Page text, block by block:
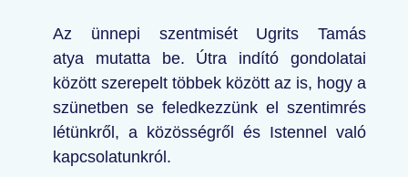
Az ünnepi szentmisét Ugrits Tamás
atya mutatta be. Útra indító gondolatai
között szerepelt többek között az is, hogy a
szünetben se feledkezzünk el szentimrés
létünkről, a közösségről és Istennel való
kapcsolatunkról.